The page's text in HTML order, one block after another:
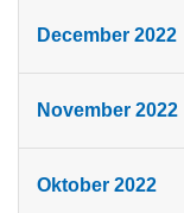
December 2022
November 2022
Oktober 2022